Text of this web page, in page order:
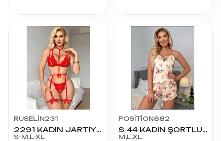
RUSELİN231
2291 KADIN JARTİYER FANTAZİ KOSTÜM
S-M,L-XL
POSİTİON882
S-44 KADIN ŞORTLU TAKIM
M,L,XL